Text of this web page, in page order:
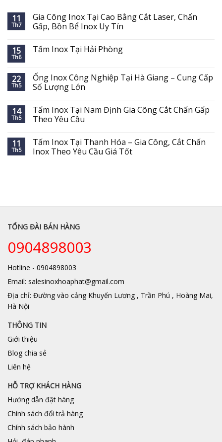
11
Th7
Gia Công Inox Tại Cao Bằng Cắt Laser, Chấn
Gấp, Bồn Bể Inox Uy Tín
15
Th6
Tấm Inox Tại Hải Phòng
22
Th5
Ống Inox Công Nghiệp Tại Hà Giang – Cung Cấp
Số Lượng Lớn
14
Th5
Tấm Inox Tại Nam Định Gia Công Cắt Chấn Gấp
Theo Yêu Cầu
11
Th5
Tấm Inox Tại Thanh Hóa – Gia Công, Cắt Chấn
Inox Theo Yêu Cầu Giá Tốt
TỔNG ĐÀI BÁN HÀNG
0904898003
Hotline - 0904898003
Email: salesinoxhoaphat@gmail.com
Địa chỉ: Đường vào cảng Khuyến Lương , Trần Phú , Hoàng Mai,
Hà Nội
THÔNG TIN
Giới thiệu
Blog chia sẻ
Liên hệ
HỖ TRỢ KHÁCH HÀNG
Hướng dẫn đặt hàng
Chính sách đổi trả hàng
Chính sách bảo hành